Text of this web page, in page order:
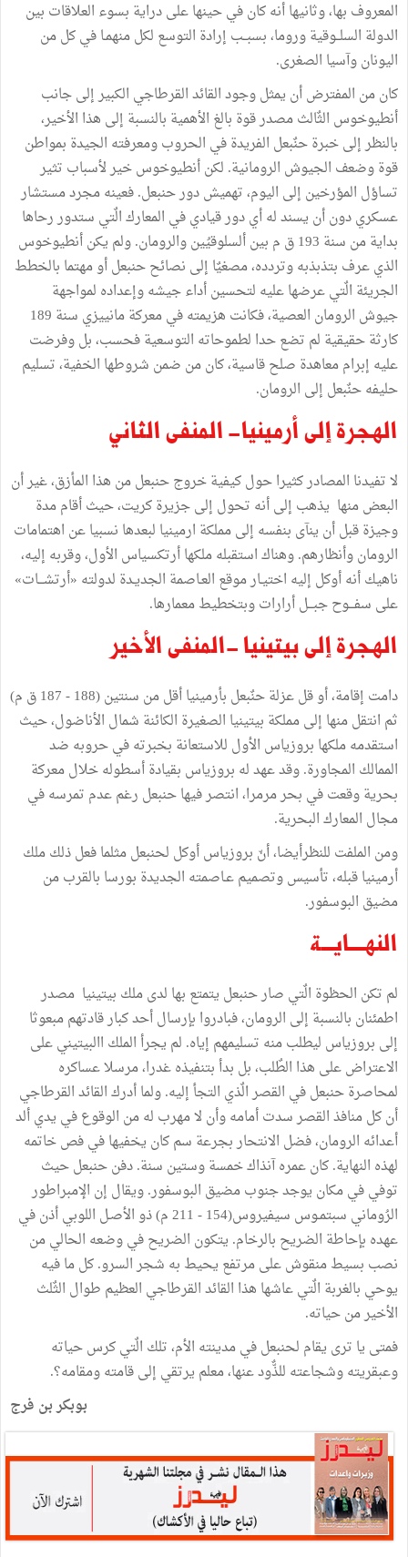
المعروف بها، وثانيها أنه كان في حينها على دراية بسوء العلاقات بين
الدولة السلــوقية وروما، بسبــب إرادة التوسع لكل منهمـا في كل من
اليونان وآسيا الصغرى.
كان من المفترض أن يمثل وجود القائد القرطاجي الكبير إلى جانب
أنطيوخوس الثٌالث مصدر قوة بالغ الأهمية بالنسبة إلى هذا الأخير،
بالنظر إلى خبرة حنٌبعل الفريدة في الحروب ومعرفته الجيدة بمواطن
قوة وضعف الجيوش الرومانية. لكن أنطيوخوس خير لأسباب تثير
تساؤل المؤرخين إلى اليوم، تهميش دور حنبعل. فعينه مجرد مستشار
عسكري دون أن يسند له أي دور قيادي في المعارك الٌتي ستدور رحاها
بداية من سنة 193 ق م بين ألسلوقيُين والرومان. ولم يكن أنطيوخوس
الذي عرف بتذبذبه وتردده، مصغيٌا إلى نصائح حنبعل أو مهتما بالخطط
الجريئة الٌتي عرضها عليه لتحسين أداء جيشه وإعداده لمواجهة
جيوش الرومان العصية، فكانت هزيمته في معركة مانييزي سنة 189
كارثة حقيقية لم تضع حدا لطموحاته التوسعية فحسب، بل وفرضت
عليه إبرام معاهدة صلح قاسية، كان من ضمن شروطها الخفية، تسليم
حليفه حنٌبعل إلى الرومان.
الهجرة إلى أرمينيا- المنفى الثاني
لا تفيدنا المصادر كثيرا حول كيفية خروج حنبعل من هذا المأزق، غير أن
البعض منها يذهب إلى أنه تحول إلى جزيرة كريت، حيث أقام مدة
وجيزة قبل أن ينآى بنفسه إلى مملكة ارمينيا لبعدها نسبيا عن اهتمامات
الرومان وأنظارهم. وهناك استقبله ملكها أرتكسياس الأول، وقربه إليه،
ناهيك أنه أوكل إليه اختيـار موقع العـاصمة الجديـدة لدولته «أرتشـــات»
على سفـــوح جبـــل أرارات وبتخطيط معمارها.
الهجرة إلى بيتينيا -المنفى الأخير
دامت إقامة، أو قل عزلة حنٌبعل بأرمينيا أقل من سنتين (188 - 187 ق م)
ثم انتقل منها إلى مملكة بيتينيا الصغيرة الكائنة شمال الأناضول، حيث
استقدمه ملكها بروزياس الأول للاستعانة بخبرته في حروبه ضد
الممالك المجاورة. وقد عهد له بروزياس بقيادة أسطوله خلال معركة
بحرية وقعت في بحر مرمرا، انتصر فيها حنبعل رغم عدم تمرسه في
مجال المعارك البحرية.
ومن الملفت للنظرأيضا، أنّ بروزياس أوكل لحنبعل مثلما فعل ذلك ملك
أرمينيا قبله، تأسيس وتصميم عـاصمته الجديدة بورسا بالقرب من
مضيق البوسفور.
النهــــايـــة
لم تكن الحظوة الٌتي صار حنبعل يتمتع بها لدى ملك بيتينيا مصدر
اطمئنان بالنسبة إلى الرومان، فبادروا بإرسال أحد كبار قادتهم مبعوثا
إلى بروزياس ليطلب منه تسليمهم إياه. لم يجرأ الملك االبيتيني على
الاعتراض على هذا الطٌلب، بل بدأ بتنفيذه غدرا، مرسلا عساكره
لمحاصرة حنبعل في القصر الٌذي التجأ إليه. ولما أدرك القائد القرطاجي
أن كل منافذ القصر سدت أمامه وأن لا مهرب له من الوقوع في يدي ألد
أعدائه الرومان، فضل الانتحار بجرعة سم كان يخفيها في فص خاتمه
لهذه النهاية. كان عمره آنذاك خمسة وستين سنة. دفن حنبعل حيث
توفي في مكان يوجد جنوب مضيق البوسفور. ويقال إن الإمبراطور
الرُوماني سبتمـوس سيفيروس(154 - 211 م) ذو الأصـل اللوبي أذن في
عهده بإحاطة الضريح بالرخام. يتكون الضريح في وضعه الحالي من
نصب بسيط منقوش على مرتفع يحيط به شجر السرو. كل ما فيه
يوحي بالغربة الٌتي عاشها هذا القائد القرطاجي العظيم طوال الثٌلث
الأخير من حياته.
فمتى يا ترى يقام لحنبعل في مدينته الأم، تلك الٌتي كرس حياته
وعبقريته وشجاعته للذٌّود عنها، معلم يرتقي إلى قامته ومقامه؟.
بوبكر بن فرج